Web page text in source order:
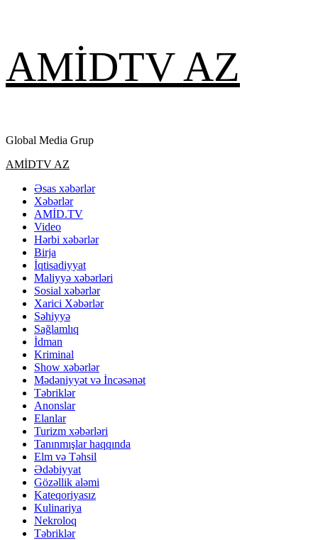
content
AMİDTV AZ
Global Media Grup
Primary
AMİDTV AZ
Əsas xəbərlər
Xəbərlər
AMİD.TV
Video
Hərbi xəbərlər
Birja
İqtisadiyyat
Maliyyə xəbərləri
Sosial xəbərlər
Xarici Xəbərlər
Səhiyyə
Sağlamlıq
İdman
Kriminal
Show xəbərlər
Mədəniyyət və İncəsənət
Təbriklər
Anonslar
Elanlar
Turizm xəbərləri
Tanınmışlar haqqında
Elm və Təhsil
Ədəbiyyat
Gözəllik aləmi
Kateqoriyasız
Kulinariya
Nekroloq
Təbriklər